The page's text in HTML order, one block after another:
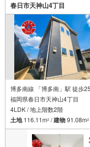
春日市天神山4丁目
博多南線 「博多南」駅 徒歩
福岡県春日市天神山4丁目
4LDK / 地上階数2階
土地116.11m2 /建物91.08m2